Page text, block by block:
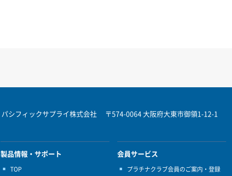
パシフィックサプライ株式会社 〒574-0064 大阪府大東市御領1-12-1
製品情報・サポート
TOP
会員サービス
プラチナクラブ会員のご案内・登録